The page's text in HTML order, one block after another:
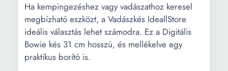
Ha kempingezéshez vagy vadászathoz keresel
megbízható eszközt, a Vadászkés IdeallStore
ideális választás lehet számodra. Ez a Digitális
Bowie kés 31 cm hosszú, és mellékelve egy
praktikus borító is.